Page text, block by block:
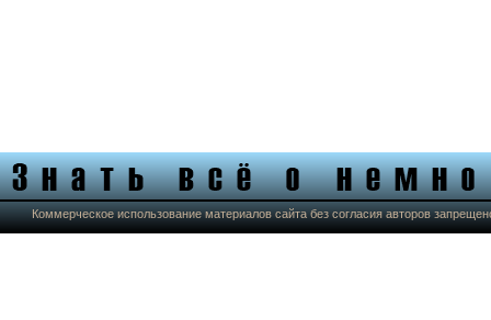
Коммерческое использование материалов сайта без согласия авторов